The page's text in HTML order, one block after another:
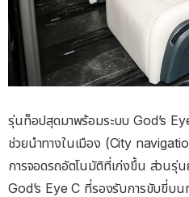
รุ่นท็อปสุดมาพร้อมระบบ God’s
ช่วยนำทางในเมือง (City
การจอดรถอัตโนมัติที่เก่งขึ้น ส่วนรุ่
God’s Eye C ที่รองรับการขับขี่บน